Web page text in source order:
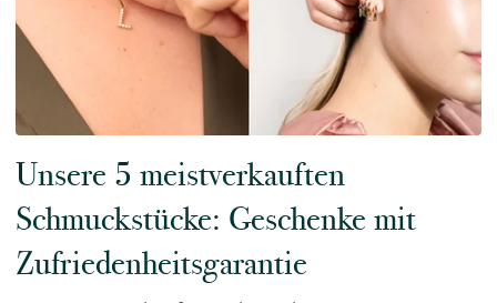
Unsere 5 meistverkauften
Schmuckstücke: Geschenke mit
Zufriedenheitsgarantie